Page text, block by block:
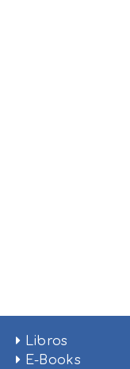
Libros
E-Books